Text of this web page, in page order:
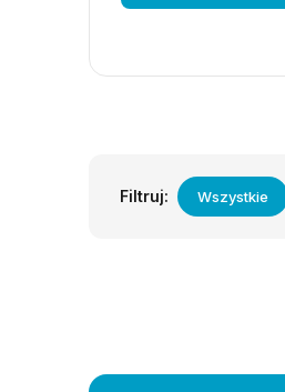
Filtruj: Wszystkie